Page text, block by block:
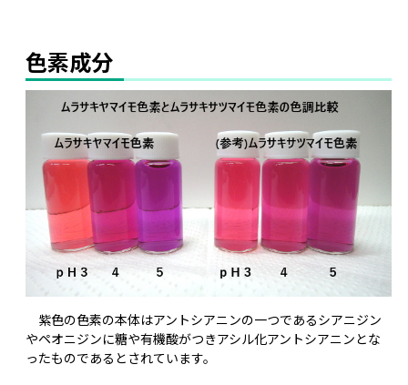
色素成分
紫色の色素の本体はアントシアニンの一つであるシアニジン
やペオニジンに糖や有機酸がつきアシル化アントシアニンとな
ったものであるとされています。